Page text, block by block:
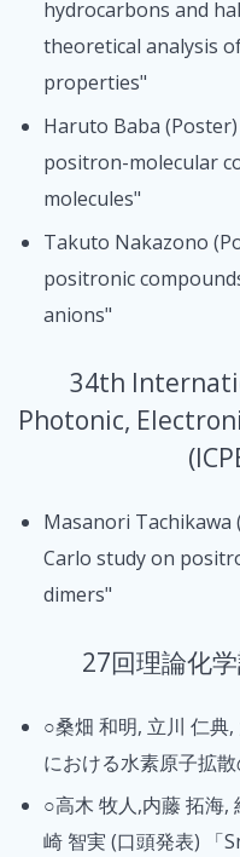
hydrocarbons and
theoretical analysis
properties"
Haruto Baba
positron-molecular
molecules"
Takuto Nakazono
positronic
anions"
34th
Photonic,
Masanori
Carlo study on
dimers"
27回理論化
○桑畑 和明, 立川 仁典
における水素原子拡散
○高木 牧人,内藤 拓海,
崎 智実 (口頭発表) 「